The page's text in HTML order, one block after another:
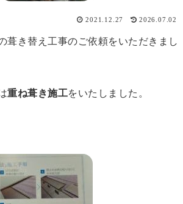
2021.12.27 2026.07.02
葺き替え工事のご依頼をいただきまし
重ね葺き施工をいたしました。